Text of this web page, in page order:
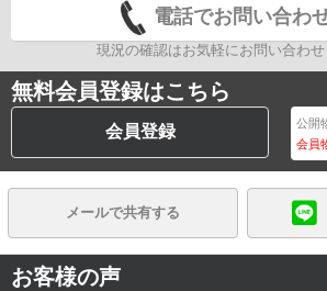
電話でお問い合わ
現況の確認はお気軽にお問い合わせ
無料会員登録はこちら
会員登録 公開
会員
メールで共有する
お客様の声